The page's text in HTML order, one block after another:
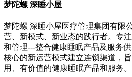
梦陀螺 深睡小屋
梦陀螺 深睡小屋医疗管理集团有限
营、新模式、新业态的践行者。专
和管理---整合健康睡眠产品及服务
核心的新运营模式建立连锁渠道，
用、有价值的健康睡眠产品和服务。